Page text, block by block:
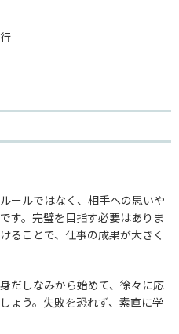
ールではなく、相手への思いや
す。完璧を目指す必要はありま
ることで、仕事の成果が大きく
だしなみから始めて、徐々に応
ょう。失敗を恐れず、素直に学